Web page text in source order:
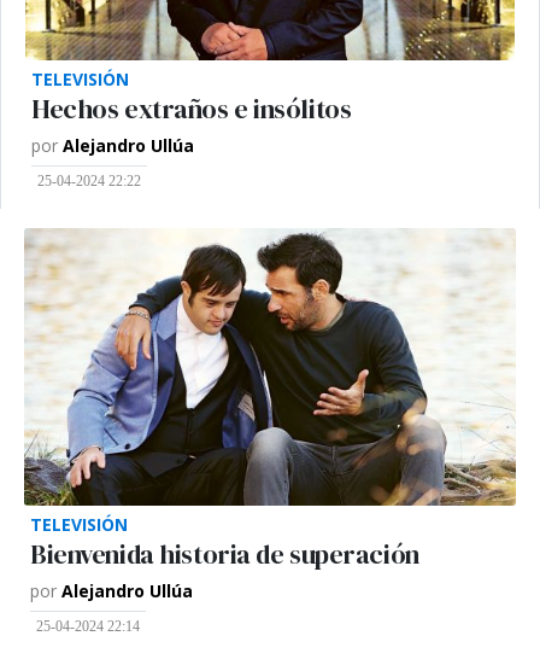
TELEVISIÓN
Hechos extraños e insólitos
por Alejandro Ullúa
25-04-2024 22:22
TELEVISIÓN
Bienvenida historia de superación
por Alejandro Ullúa
25-04-2024 22:14